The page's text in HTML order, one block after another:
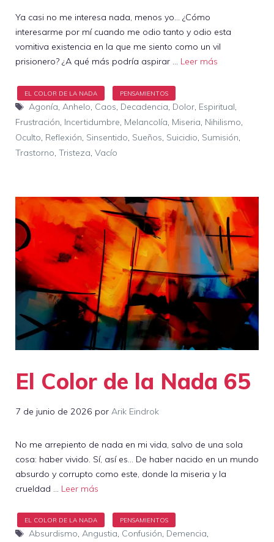
Ya casi no me interesa nada, menos yo… ¿Cómo
interesarme por mí cuando me odio tanto y odio esta
vomitiva existencia en la que me siento como un vil
prisionero? ¿A qué más podría aspirar … Leer más
Etiquetas
Agonía, Anhelo, Caos, Decadencia, Dolor, Espiritual,
Frustración, Incertidumbre, Melancolía, Miseria, Nihilismo,
Oculto, Reflexión, Sinsentido, Sueños, Suicidio, Sumisión,
Trastorno, Tristeza, Vacío
El Color de la Nada 65
7 de junio de 2026 por Arik Eindrok
No me arrepiento de nada en mi vida, salvo de una sola
cosa: haber vivido. Sí, así es… De haber nacido en un mundo
absurdo y corrupto como este, donde la miseria y la
crueldad … Leer más
Etiquetas
Absurdismo, Angustia, Confusión, Demencia,